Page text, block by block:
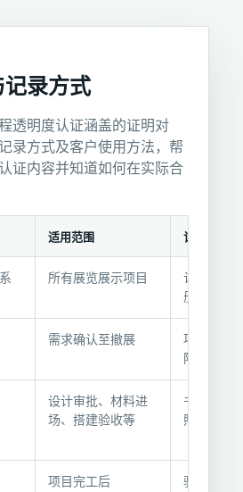
录方式
透明度认证涵盖的证明对
录方式及客户使用方法，帮
证内容并知道如何在实际合
适用范围 记录方式
所有展览展示项目
认证证书
册 + 项目
需求确认至撤展
项目启动
阶段进度
设计审批、材料进
场、搭建验收等
书面确认
照片
项目完工后
验收确认